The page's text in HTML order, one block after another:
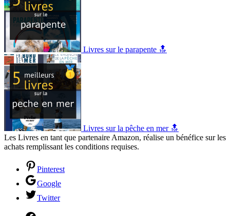
Livres sur le parapente 🔝
Livres sur la pêche en mer 🔝
Les Livres en tant que partenaire Amazon, réalise un bénéfice sur les
achats remplissant les conditions requises.
Pinterest
Google
Twitter